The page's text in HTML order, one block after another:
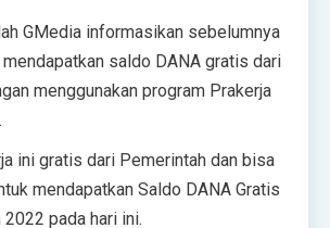
GMedia informasikan sebelumnya
mendapatkan saldo DANA gratis dari
menggunakan program Prakerja
ini gratis dari Pemerintah dan bisa
mendapatkan Saldo DANA Gratis
pada hari ini.